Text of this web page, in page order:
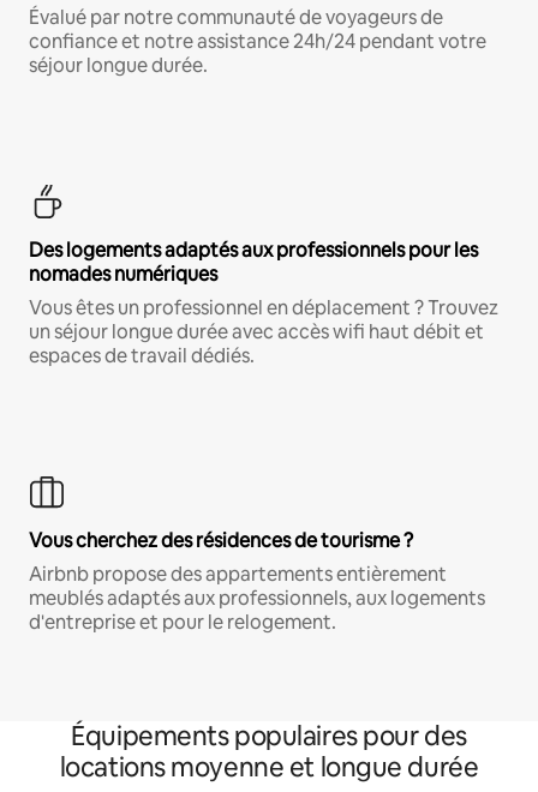
Évalué par notre communauté de voyageurs de
confiance et notre assistance 24h/24 pendant votre
séjour longue durée.
Des logements adaptés aux professionnels pour les
nomades numériques
Vous êtes un professionnel en déplacement ? Trouvez
un séjour longue durée avec accès wifi haut débit et
espaces de travail dédiés.
Vous cherchez des résidences de tourisme ?
Airbnb propose des appartements entièrement
meublés adaptés aux professionnels, aux logements
d'entreprise et pour le relogement.
Équipements populaires pour des
locations moyenne et longue durée